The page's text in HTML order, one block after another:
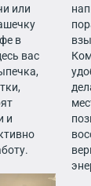
или
в
вас
и